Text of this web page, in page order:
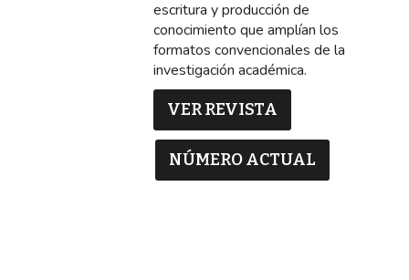
escritura y producción de
conocimiento que amplían los
formatos convencionales de la
investigación académica.
VER REVISTA
NÚMERO ACTUAL